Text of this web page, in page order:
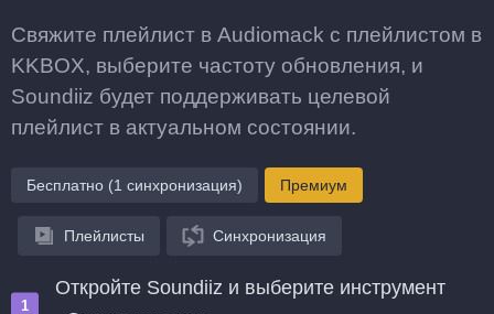
Свяжите плейлист в Audiomack с плейлистом в
KKBOX, выберите частоту обновления, и
Soundiiz будет поддерживать целевой
плейлист в актуальном состоянии.
Бесплатно (1 синхронизация) Премиум
Плейлисты Синхронизация
Откройте Soundiiz и выберите инструмент